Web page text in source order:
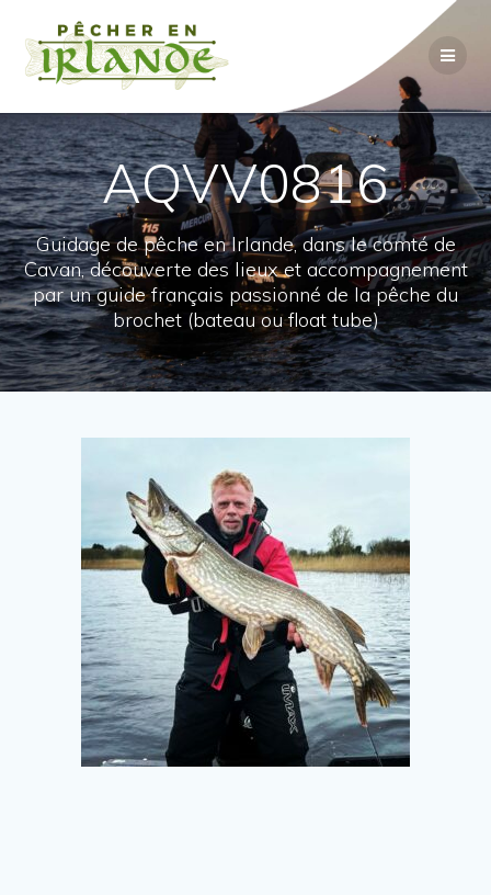
AQVV0816
Guidage de pêche en Irlande, dans le comté de
Cavan, découverte des lieux et accompagnement
par un guide français passionné de la pêche du
brochet (bateau ou float tube)